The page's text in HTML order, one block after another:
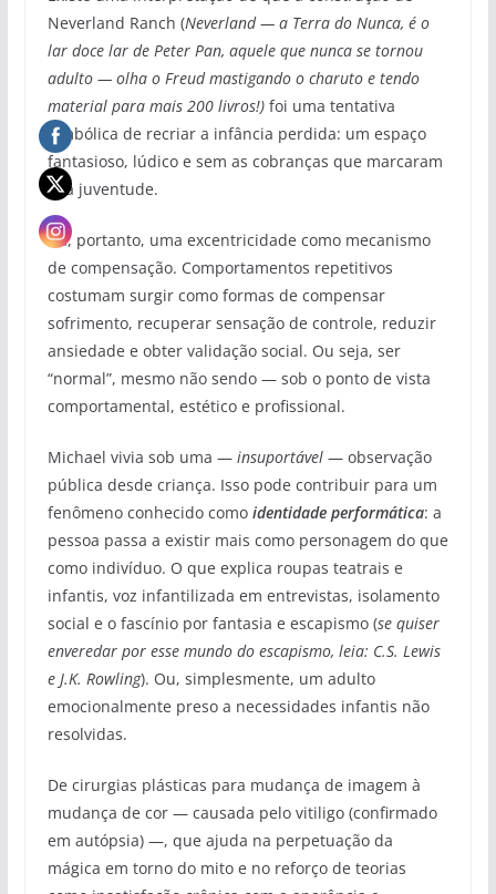
Neverland Ranch (Neverland — a Terra do Nunca, é o
lar doce lar de Peter Pan, aquele que nunca se tornou
adulto — olha o Freud mastigando o charuto e tendo
material para mais 200 livros!) foi uma tentativa
simbólica de recriar a infância perdida: um espaço
fantasioso, lúdico e sem as cobranças que marcaram
sua juventude.
Há, portanto, uma excentricidade como mecanismo
de compensação. Comportamentos repetitivos
costumam surgir como formas de compensar
sofrimento, recuperar sensação de controle, reduzir
ansiedade e obter validação social. Ou seja, ser
“normal”, mesmo não sendo — sob o ponto de vista
comportamental, estético e profissional.
Michael vivia sob uma — insuportável— observação
pública desde criança. Isso pode contribuir para um
fenômeno conhecido como identidade performática: a
pessoa passa a existir mais como personagem do que
como indivíduo. O que explica roupas teatrais e
infantis, voz infantilizada em entrevistas, isolamento
social e o fascínio por fantasia e escapismo (se quiser
enveredar por esse mundo do escapismo, leia: C.S. Lewis
e J.K. Rowling). Ou, simplesmente, um adulto
emocionalmente preso a necessidades infantis não
resolvidas.
De cirurgias plásticas para mudança de imagem à
mudança de cor — causada pelo vitiligo (confirmado
em autópsia) —, que ajuda na perpetuação da
mágica em torno do mito e no reforço de teorias